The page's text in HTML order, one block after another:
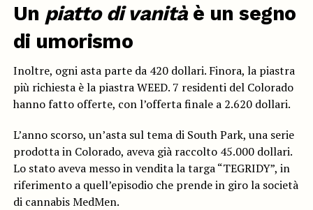
Un piatto di vanitàè un segno
di umorismo
Inoltre, ogni asta parte da 420 dollari. Finora, la piastra
più richiesta è la piastra WEED. 7 residenti del Colorado
hanno fatto offerte, con l’offerta finale a 2.620 dollari.
L’anno scorso, un’asta sul tema di South Park, una serie
prodotta in Colorado, aveva già raccolto 45.000 dollari.
Lo stato aveva messo in vendita la targa “TEGRIDY”, in
riferimento a quell’episodio che prende in giro la società
di cannabis MedMen.